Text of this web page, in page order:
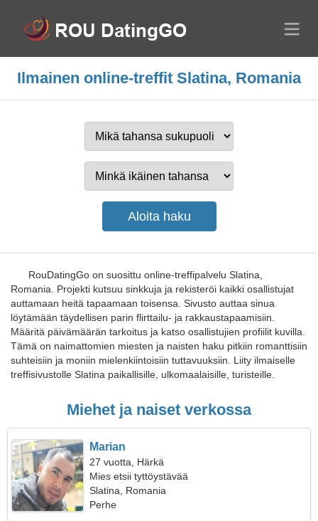
Ilmainen online-treffit Slatina, Romania
RouDatingGo on suosittu online-treffipalvelu Slatina,
Romania. Projekti kutsuu sinkkuja ja rekisteröi kaikki osallistujat
auttamaan heitä tapaamaan toisensa. Sivusto auttaa sinua
löytämään täydellisen parin flirttailu- ja rakkaustapaamisiin.
Määritä päivämäärän tarkoitus ja katso osallistujien profiilit kuvilla.
Tämä on naimattomien miesten ja naisten haku pitkiin romanttisiin
suhteisiin ja moniin mielenkiintoisiin tuttavuuksiin. Liity ilmaiselle
treffisivustolle Slatina paikallisille, ulkomaalaisille, turisteille.
Miehet ja naiset verkossa
Marian
27 vuotta, Härkä
Mies etsii tyttöystävää
Slatina, Romania
Perhe